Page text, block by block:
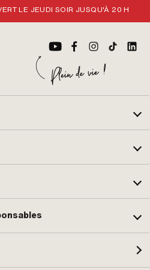
LE JEUDI SOIR JUSQU'À 20 H